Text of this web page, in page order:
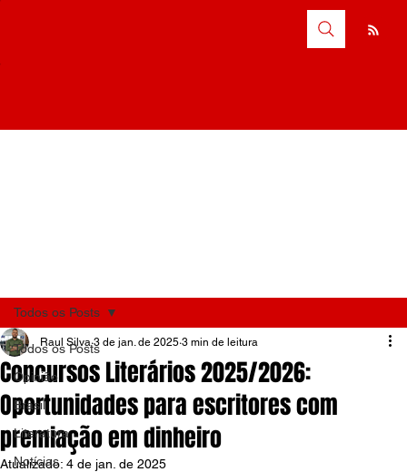
Todos os Posts
Opinião
Brasil
Literatura
Notícias
Todos os Posts
Concursos Literários 2025/2026:
Oportunidades para escritores com
premiação em dinheiro
Raul Silva 3 de jan. de 2025 3 min de leitura
Atualizado: 4 de jan. de 2025